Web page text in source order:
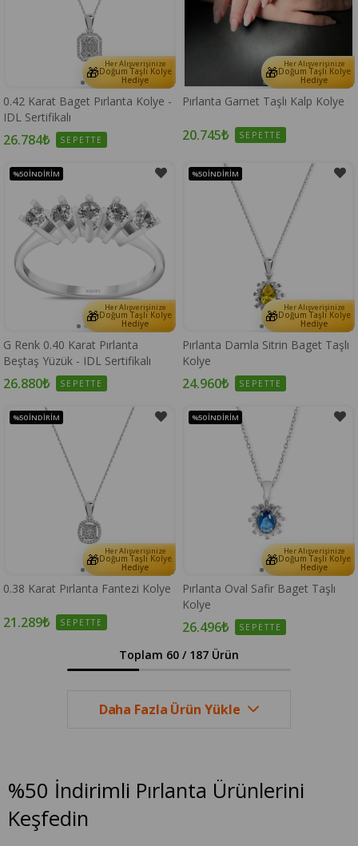
🎁 Her Alışverişinize
Doğum Taşlı Kolye
Hediye
0.42 Karat Baget Pırlanta Kolye -
IDL Sertifikalı
26.784₺ SEPETTE
🎁 Her Alışverişinize
Doğum Taşlı Kolye
Hediye
Pırlanta Garnet Taşlı Kalp Kolye
20.745₺ SEPETTE
🎁 Her Alışverişinize
Doğum Taşlı Kolye
Hediye
G Renk 0.40 Karat Pırlanta
Beştaş Yüzük - IDL Sertifikalı
26.880₺ SEPETTE
%50İNDIRIM
🎁 Her Alışverişinize
Doğum Taşlı Kolye
Hediye
Pırlanta Damla Sitrin Baget Taşlı
Kolye
24.960₺ SEPETTE
%50İNDIRIM
🎁 Her Alışverişinize
Doğum Taşlı Kolye
Hediye
0.38 Karat Pırlanta Fantezi Kolye
21.289₺ SEPETTE
%50İNDIRIM
🎁 Her Alışverişinize
Doğum Taşlı Kolye
Hediye
Pırlanta Oval Safir Baget Taşlı
Kolye
26.496₺ SEPETTE
%50İNDIRIM
Toplam 60 / 187Ürün
Daha Fazla Ürün Yükle
%50 İndirimli Pırlanta Ürünlerini
Keşfedin